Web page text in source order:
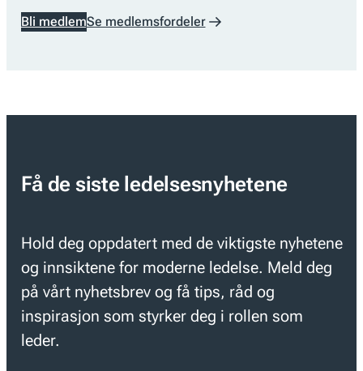
Bli medlemSe medlemsfordeler
Få de siste ledelsesnyhetene
Hold deg oppdatert med de viktigste nyhetene
og innsiktene for moderne ledelse. Meld deg
på vårt nyhetsbrev og få tips, råd og
inspirasjon som styrker deg i rollen som
leder.